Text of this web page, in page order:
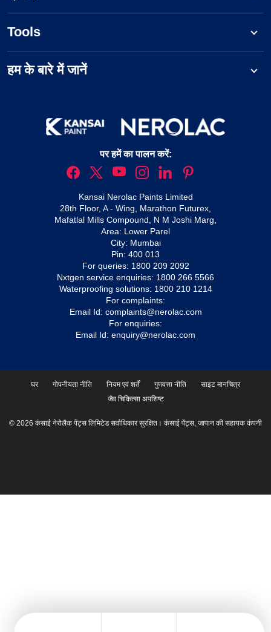
Tools
हम के बारे में जानें
पर हमें का पालन करें:
Kansai Nerolac Paints Limited
28th Floor, A - Wing, Marathon Futurex,
Mafatlal Mills Compound, N M Joshi Marg,
Area: Lower Parel
City: Mumbai
Pin: 400 013
For queries: 1800 209 2092
Nxtgen service enquiries: 1800 266 5566
Waterproofing solutions: 1800 210 1214
For complaints:
Email Id: complaints@nerolac.com
For enquiries:
Email Id: enquiry@nerolac.com
घर गोपनीयता नीति नियम एवं शर्तें गुणवत्ता नीति
साइट मानचित्र
जैव चिकित्सा अपशिष्ट
© 2026 कंसाई नेरोलैक पेंट्स लिमिटेड सर्वाधिकार सुरक्षित। कंसाई पेंट्स, जापान की सहायक कंपनी